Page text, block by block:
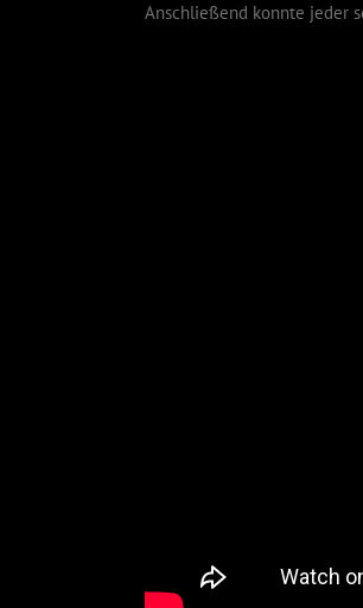
Anschließend konnte jeder